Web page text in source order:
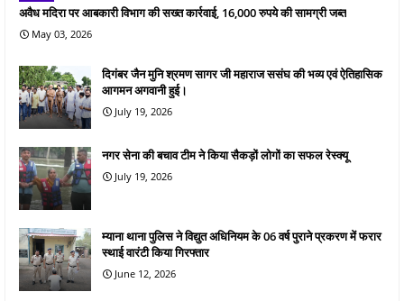
अवैध मदिरा पर आबकारी विभाग की सख्त कार्रवाई, 16,000 रुपये की सामग्री जब्त
May 03, 2026
दिगंबर जैन मुनि श्रमण सागर जी महाराज ससंघ की भव्य एवं ऐतिहासिक
आगमन अगवानी हुई।
July 19, 2026
नगर सेना की बचाव टीम ने किया सैकड़ों लोगों का सफल रेस्क्यू
July 19, 2026
म्याना थाना पुलिस ने विद्युत अधिनियम के 06 वर्ष पुराने प्रकरण में फरार
स्थाई वारंटी किया गिरफ्तार
June 12, 2026